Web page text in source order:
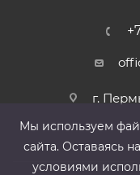
г.
Мы используем
сайта. Оставаясь
условиями